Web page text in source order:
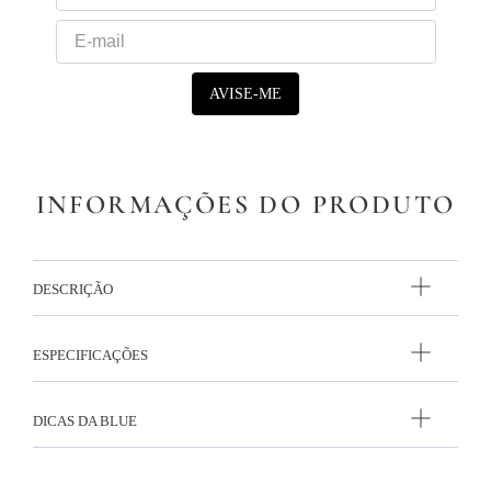
INFORMAÇÕES DO PRODUTO
DESCRIÇÃO
ESPECIFICAÇÕES
DICAS DA BLUE
10º majorelle